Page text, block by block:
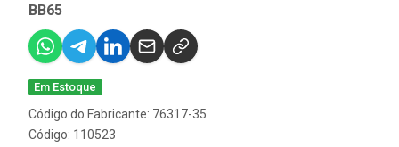
BB65
Em Estoque
Código do Fabricante: 76317-35
Código: 110523